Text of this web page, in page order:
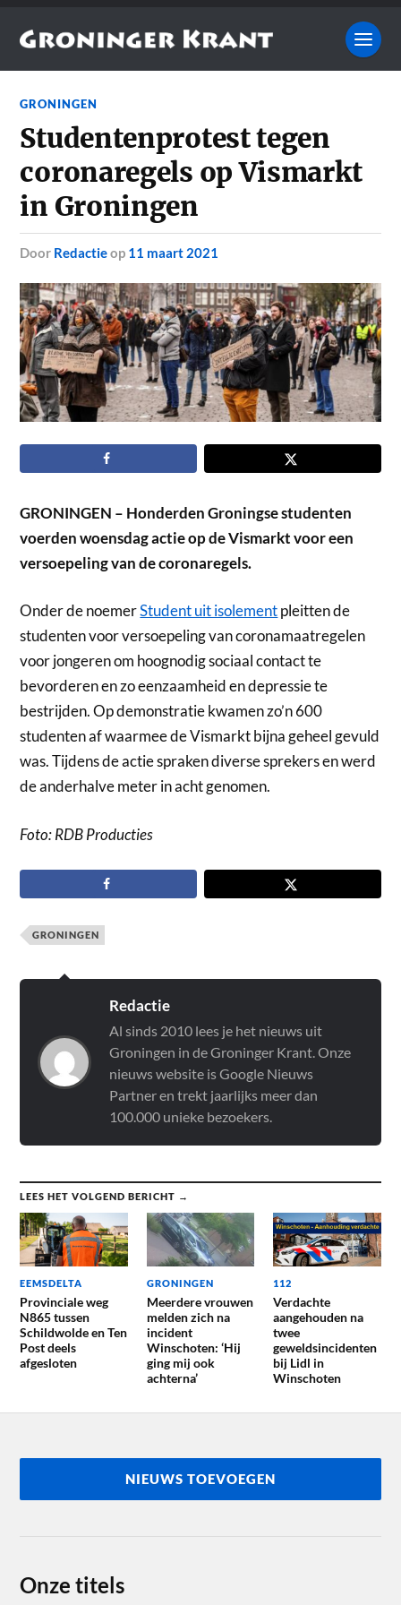
GRONINGEN
Studentenprotest tegen
coronaregels op Vismarkt
in Groningen
door Redactieop 11 maart 2021
GRONINGEN – Honderden Groningse studenten
voerden woensdag actie op de Vismarkt voor een
versoepeling van de coronaregels.
Onder de noemerStudent uit isolementpleitten de
studenten voor versoepeling van coronamaatregelen
voor jongeren om hoognodig sociaal contact te
bevorderen en zo eenzaamheid en depressie te
bestrijden. Op demonstratie kwamen zo’n 600
studenten af waarmee de Vismarkt bijna geheel gevuld
was. Tijdens de actie spraken diverse sprekers en werd
de anderhalve meter in acht genomen.
Foto: RDB Producties
GRONINGEN
Redactie
Al sinds 2010 lees je het nieuws uit
Groningen in de Groninger Krant. Onze
nieuws website is Google Nieuws
Partner en trekt jaarlijks meer dan
100.000 unieke bezoekers.
LEES HET VOLGEND BERICHT →
EEMSDELTA
Provinciale weg
N865 tussen
Schildwolde en Ten
Post deels
afgesloten
GRONINGEN
Meerdere vrouwen
melden zich na
incident
Winschoten: ‘Hij
ging mij ook
achterna’
112
Verdachte
aangehouden na
twee
geweldsincidenten
bij Lidl in
Winschoten
NIEUWS TOEVOEGEN
Onze titels